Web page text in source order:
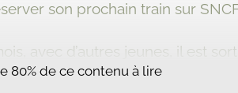
son prochain train sur
avec d’autres jeunes, il est
voile et le régime iranien qui les
80% de ce contenu à lire